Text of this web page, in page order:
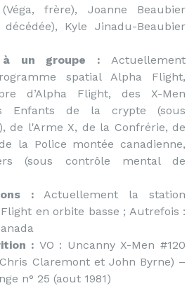
frère), Joanne Beaubier
Kyle Jinadu-Beaubier
à un groupe : Actuellement
spatial Alpha Flight,
d’Alpha Flight, des X-Men
Enfants de la crypte (sous
de l'Arme X, de la Confrérie, de
la Police montée canadienne,
(sous contrôle mental de
: Actuellement la station
en orbite basse ; Autrefois :
: VO : Uncanny X-Men #120
Claremont et John Byrne) –
n° 25 (aout 1981)